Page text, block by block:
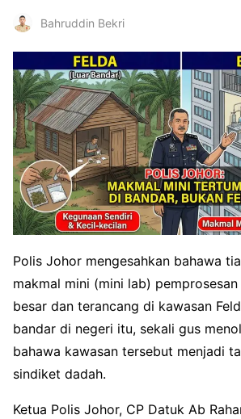
Bahruddin Bekri
Polis Johor mengesahkan bahawa
makmal mini (mini lab)
besar dan terancang di kawasan
bandar di negeri itu, sekali gus
bahawa kawasan tersebut menjadi
sindiket dadah.
Ketua Polis Johor, CP Datuk Ab